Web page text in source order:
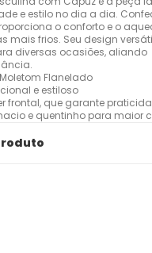
e estilo no dia a dia.
o conforto e o
mais frios. Seu design
diversas ocasiões, aliando
Flanelado
e estiloso
frontal, que garante
e quentinho para maior